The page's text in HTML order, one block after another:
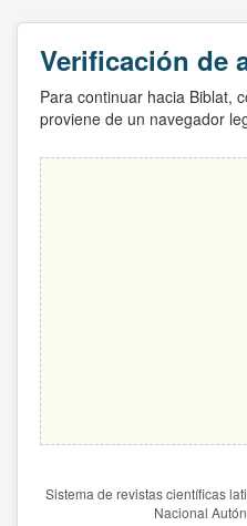
Verificación de
Para continuar hacia Biblat,
proviene de un navegador
Sistema de revistas científicas
Nacional